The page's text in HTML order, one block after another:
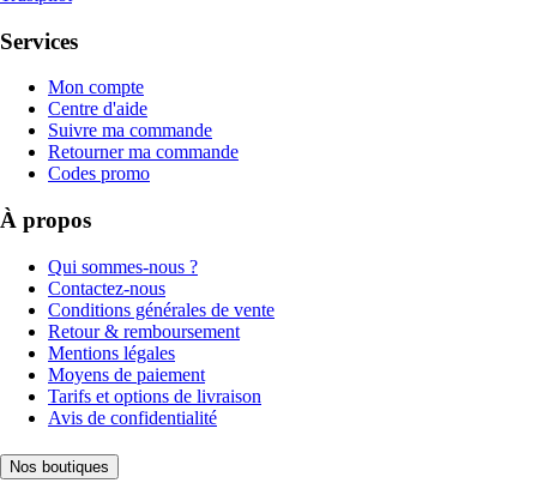
Services
Mon compte
Centre d'aide
Suivre ma commande
Retourner ma commande
Codes promo
À propos
Qui sommes-nous ?
Contactez-nous
Conditions générales de vente
Retour & remboursement
Mentions légales
Moyens de paiement
Tarifs et options de livraison
Avis de confidentialité
Nos boutiques